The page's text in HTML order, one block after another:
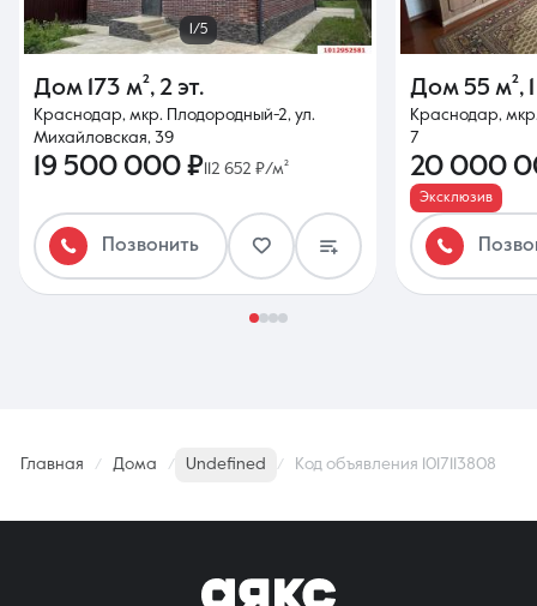
1/5
Дом 173 м², 2 эт.
Краснодар, мкр. Плодородный-2, ул.
Михайловская, 39
19 500 000 ₽ 112 652 ₽/м²
Позвонить
Дом 55 м²,
Краснодар,
7
20 000
Эксклюзив
Главная Дома Undefined Код объявления 1017113808